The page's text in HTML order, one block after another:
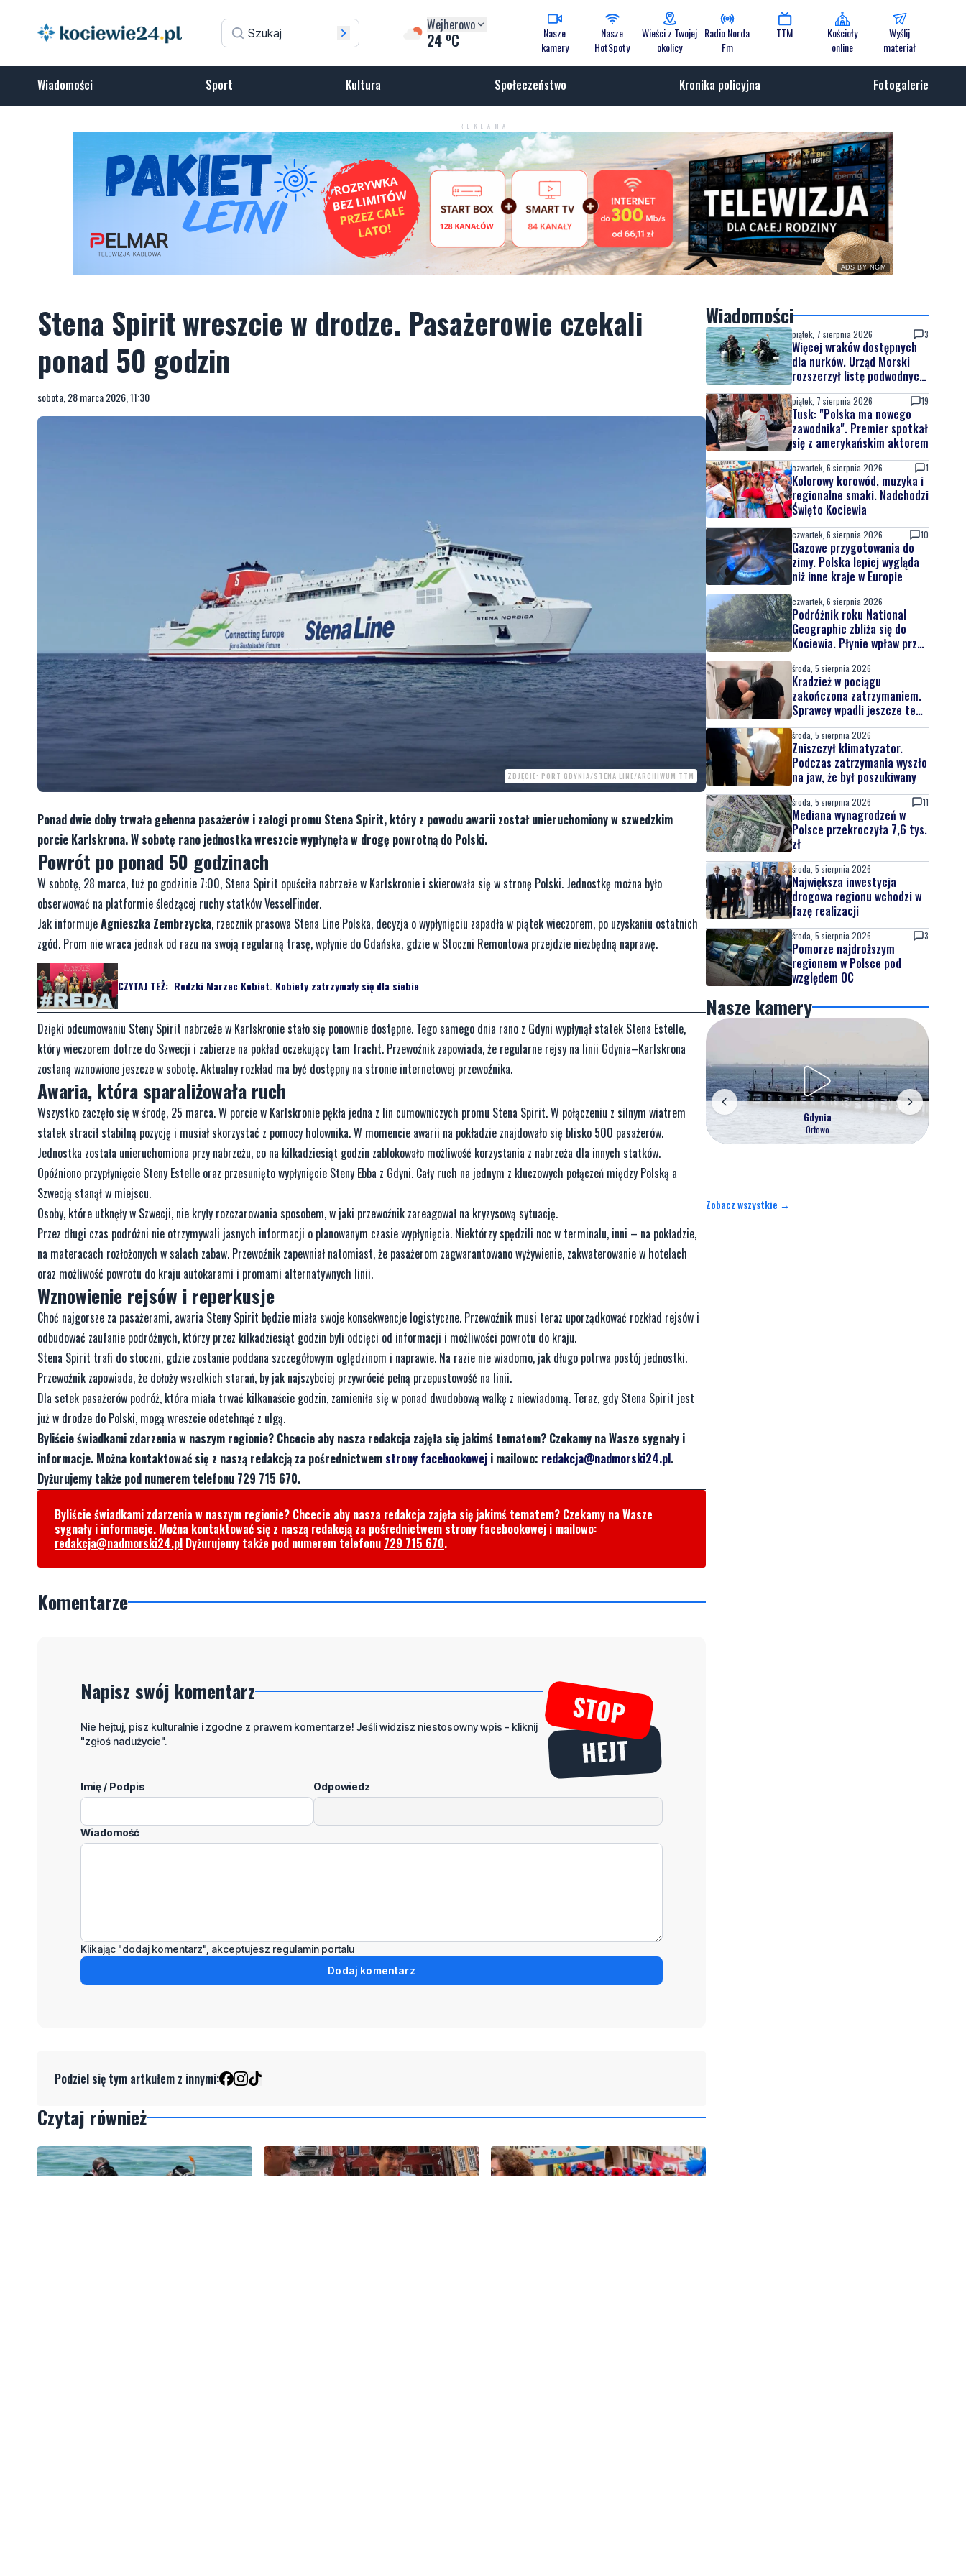
Wejherowo
24 oC
Nasze
kamery
Nasze
HotSpoty
Wieści z Twojej
okolicy
Radio Norda
Fm
TTM
Kościoły
online
Wyślij
materiał
Wiadomości Sport Kultura Społeczeństwo Kronika policyjna Fotogalerie
REKLAMA
ADS BY NGM
Stena Spirit wreszcie w drodze. Pasażerowie czekali
ponad 50 godzin
sobota, 28 marca 2026, 11:30
ZDJĘCIE: PORT GDYNIA/STENA LINE/ARCHIWUM TTM
Ponad dwie doby trwała gehenna pasażerów i załogi promu Stena Spirit, który z powodu awarii został unieruchomiony w szwedzkim
porcie Karlskrona. W sobotę rano jednostka wreszcie wypłynęła w drogę powrotną do Polski.
Powrót po ponad 50 godzinach
W sobotę, 28 marca, tuż po godzinie 7:00, Stena Spirit opuściła nabrzeże w Karlskronie i skierowała się w stronę Polski. Jednostkę można było
obserwować na platformie śledzącej ruchy statków VesselFinder.
Jak informujeAgnieszka Zembrzycka, rzecznik prasowa Stena Line Polska, decyzja o wypłynięciu zapadła w piątek wieczorem, po uzyskaniu ostatnich
zgód. Prom nie wraca jednak od razu na swoją regularną trasę, wpłynie do Gdańska, gdzie w Stoczni Remontowa przejdzie niezbędną naprawę.
CZYTAJ TEŻ: Redzki Marzec Kobiet. Kobiety zatrzymały się dla siebie
Dzięki odcumowaniu Steny Spirit nabrzeże w Karlskronie stało się ponownie dostępne. Tego samego dnia rano z Gdyni wypłynął statek Stena Estelle,
który wieczorem dotrze do Szwecji i zabierze na pokład oczekujący tam fracht. Przewoźnik zapowiada, że regularne rejsy na linii Gdynia–Karlskrona
zostaną wznowione jeszcze w sobotę. Aktualny rozkład ma być dostępny na stronie internetowej przewoźnika.
Awaria, która sparaliżowała ruch
Wszystko zaczęło się w środę, 25 marca. W porcie w Karlskronie pękła jedna z lin cumowniczych promu Stena Spirit. W połączeniu z silnym wiatrem
statek stracił stabilną pozycję i musiał skorzystać z pomocy holownika. W momencie awarii na pokładzie znajdowało się blisko 500 pasażerów.
Jednostka została unieruchomiona przy nabrzeżu, co na kilkadziesiąt godzin zablokowało możliwość korzystania z nabrzeża dla innych statków.
Opóźniono przypłynięcie Steny Estelle oraz przesunięto wypłynięcie Steny Ebba z Gdyni. Cały ruch na jednym z kluczowych połączeń między Polską a
Szwecją stanął w miejscu.
Osoby, które utknęły w Szwecji, nie kryły rozczarowania sposobem, w jaki przewoźnik zareagował na kryzysową sytuację.
Przez długi czas podróżni nie otrzymywali jasnych informacji o planowanym czasie wypłynięcia. Niektórzy spędzili noc w terminalu, inni – na pokładzie,
na materacach rozłożonych w salach zabaw. Przewoźnik zapewniał natomiast, że pasażerom zagwarantowano wyżywienie, zakwaterowanie w hotelach
oraz możliwość powrotu do kraju autokarami i promami alternatywnych linii.
Wznowienie rejsów i reperkusje
Choć najgorsze za pasażerami, awaria Steny Spirit będzie miała swoje konsekwencje logistyczne. Przewoźnik musi teraz uporządkować rozkład rejsów i
odbudować zaufanie podróżnych, którzy przez kilkadziesiąt godzin byli odcięci od informacji i możliwości powrotu do kraju.
Stena Spirit trafi do stoczni, gdzie zostanie poddana szczegółowym oględzinom i naprawie. Na razie nie wiadomo, jak długo potrwa postój jednostki.
Przewoźnik zapowiada, że dołoży wszelkich starań, by jak najszybciej przywrócić pełną przepustowość na linii.
Dla setek pasażerów podróż, która miała trwać kilkanaście godzin, zamieniła się w ponad dwudobową walkę z niewiadomą. Teraz, gdy Stena Spirit jest
już w drodze do Polski, mogą wreszcie odetchnąć z ulgą.
Byliście świadkami zdarzenia w naszym regionie? Chcecie aby nasza redakcja zajęła się jakimś tematem? Czekamy na Wasze sygnały i
informacje. Można kontaktować się z naszą redakcją za pośrednictwem strony facebookowej i mailowo: redakcja@nadmorski24.pl.
Dyżurujemy także pod numerem telefonu 729 715 670.
Byliście świadkami zdarzenia w naszym regionie? Chcecie aby nasza redakcja zajęła się jakimś tematem? Czekamy na Wasze
sygnały i informacje. Można kontaktować się z naszą redakcją za pośrednictwem strony facebookowej i mailowo:
redakcja@nadmorski24.pl Dyżurujemy także pod numerem telefonu 729 715 670.
Komentarze
Napisz swój komentarz
Nie hejtuj, pisz kulturalnie i zgodne z prawem komentarze! Jeśli widzisz niestosowny wpis - kliknij
"zgłoś nadużycie".
Imię / Podpis Odpowiedz
Wiadomość
Klikając "dodaj komentarz", akceptujesz regulamin portalu
Dodaj komentarz
Podziel się tym artkułem z innymi:
Czytaj również
Wiadomości
piątek, 7 sierpnia 2026 3
Więcej wraków dostępnych
dla nurków. Urząd Morski
rozszerzył listę podwodnych
atrakcji
piątek, 7 sierpnia 2026 19
Tusk: "Polska ma nowego
zawodnika". Premier spotkał
się z amerykańskim aktorem
czwartek, 6 sierpnia 2026 1
Kolorowy korowód, muzyka i
regionalne smaki. Nadchodzi
Święto Kociewia
czwartek, 6 sierpnia 2026 10
Gazowe przygotowania do
zimy. Polska lepiej wygląda
niż inne kraje w Europie
czwartek, 6 sierpnia 2026
Podróżnik roku National
Geographic zbliża się do
Kociewia. Płynie wpław przez
całą Wisłę
środa, 5 sierpnia 2026
Kradzież w pociągu
zakończona zatrzymaniem.
Sprawcy wpadli jeszcze tego
samego dnia
środa, 5 sierpnia 2026
Zniszczył klimatyzator.
Podczas zatrzymania wyszło
na jaw, że był poszukiwany
środa, 5 sierpnia 2026 11
Mediana wynagrodzeń w
Polsce przekroczyła 7,6 tys.
zł
środa, 5 sierpnia 2026
Największa inwestycja
drogowa regionu wchodzi w
fazę realizacji
środa, 5 sierpnia 2026 3
Pomorze najdroższym
regionem w Polsce pod
względem OC
Nasze kamery
Gdynia
Orłowo
Zobacz wszystkie →